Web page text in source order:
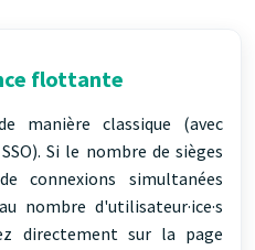
flottante
manière classique (avec
Si le nombre de sièges
connexions simultanées
nombre d'utilisateur·ice·s
directement sur la page